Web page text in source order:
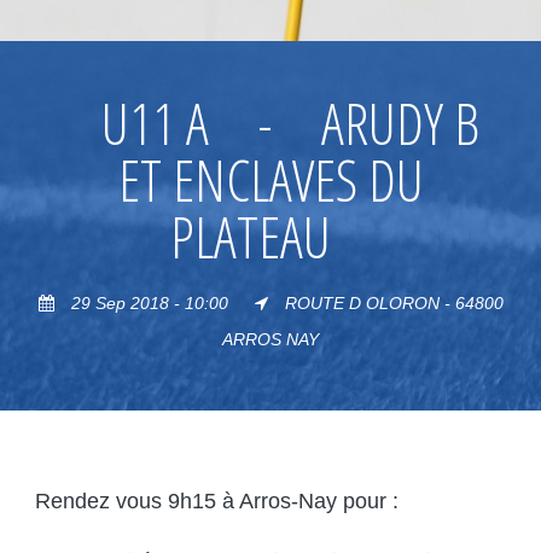
U11 A - ARUDY B
ET ENCLAVES DU
PLATEAU
29 Sep 2018 - 10:00
ROUTE D OLORON - 64800
ARROS NAY
Rendez vous 9h15 à Arros-Nay pour :